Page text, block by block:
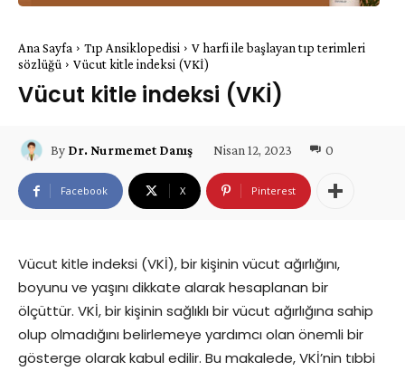
Ana Sayfa Tıp Ansiklopedisi
V harfi ile başlayan tıp terimleri
sözlüğü
Vücut kitle indeksi (VKİ)
Vücut kitle indeksi (VKİ)
By Dr. Nurmemet Danış Nisan 12, 2023 0
Facebook X Pinterest
Vücut kitle indeksi (VKİ), bir kişinin vücut ağırlığını,
boyunu ve yaşını dikkate alarak hesaplanan bir
ölçüttür. VKİ, bir kişinin sağlıklı bir vücut ağırlığına sahip
olup olmadığını belirlemeye yardımcı olan önemli bir
gösterge olarak kabul edilir. Bu makalede, VKİ’nin tıbbi